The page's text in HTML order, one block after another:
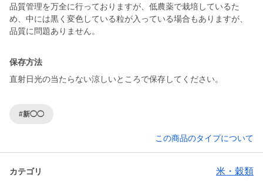
品質管理を万全に行っておりますが、低農薬で栽培しているた
め、中には黒く変色している粒が入っている場合もありますが、
品質に問題ありません。
保存方法
直射日光の当たらない涼しいところで保存してください。
#新◯◯
この商品のタイプについて
カテゴリ 米・穀類